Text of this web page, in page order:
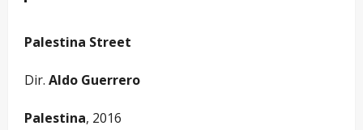
Palestina Street
Dir. Aldo Guerrero
Palestina, 2016